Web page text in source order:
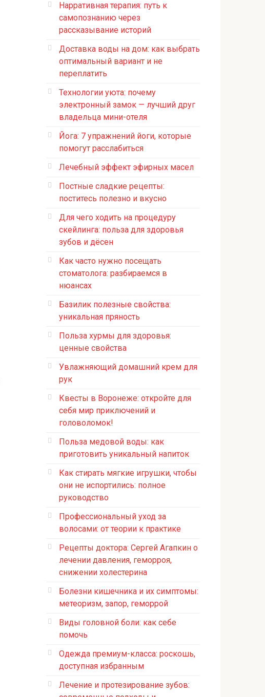
Нарративная терапия: путь к
самопознанию через
рассказывание историй
Доставка воды на дом: как выбрать
оптимальный вариант и не
переплатить
Технологии уюта: почему
электронный замок — лучший друг
владельца мини-отеля
Йога: 7 упражнений йоги, которые
помогут расслабиться
Лечебный эффект эфирных масел
Постные сладкие рецепты:
поститесь полезно и вкусно
Для чего ходить на процедуру
скейлинга: польза для здоровья
зубов и дёсен
Как часто нужно посещать
стоматолога: разбираемся в
нюансах
Базилик полезные свойства:
уникальная пряность
Польза хурмы для здоровья:
ценные свойства
Увлажняющий домашний крем для
рук
Квесты в Воронеже: откройте для
себя мир приключений и
головоломок!
Польза медовой воды: как
приготовить уникальный напиток
Как стирать мягкие игрушки, чтобы
они не испортились: полное
руководство
Профессиональный уход за
волосами: от теории к практике
Рецепты доктора: Сергей Агапкин о
лечении давления, геморроя,
снижении холестерина
Болезни кишечника и их симптомы:
метеоризм, запор, геморрой
Виды головной боли: как себе
помочь
Одежда премиум-класса: роскошь,
доступная избранным
Лечение и протезирование зубов: